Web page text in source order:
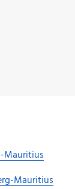
Mauritius
Mauritius